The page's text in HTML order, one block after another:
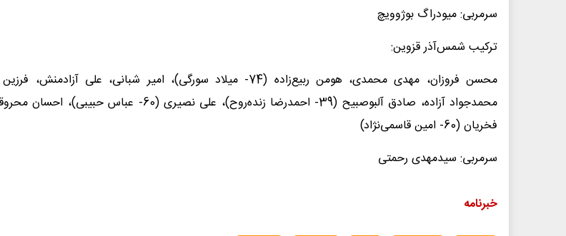
سرمربی: میودراگ بوژوویچ
ترکیب شمس‌آذر قزوین:
محسن فروزان، مهدی محمدی، هومن ربیع‌زاده (74- میلاد سورگی)، امیر شبانی، علی
محمدجواد آزاده، صادق آلبوصبیح (39- احمدرضا زنده‌روح)، علی نصیری (60-
فخریان (60- امین قاسمی‌نژاد)
سرمربی: سیدمهدی رحمتی
خبرنامه